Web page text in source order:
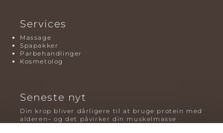
Services
Massage
Spapakker
Parbehandlinger
Kosmetolog
Seneste nyt
Din krop bliver dårligere til at bruge protein med
alderen– og det påvirker din muskelmasse